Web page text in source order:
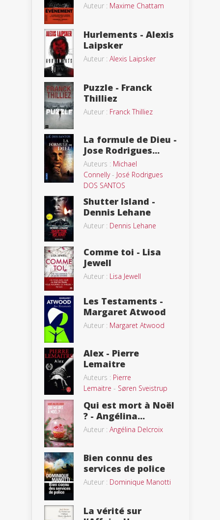
Auteur : Maxime Chattam
Hurlements - Alexis
Laipsker
Auteur : Alexis Laipsker
Puzzle - Franck
Thilliez
Auteur : Franck Thilliez
La formule de Dieu -
Jose Rodrigues...
Auteurs : Michael
Connelly- José Rodrigues
DOS SANTOS
Shutter Island -
Dennis Lehane
Auteur : Dennis Lehane
Comme toi - Lisa
Jewell
Auteur : Lisa Jewell
Les Testaments -
Margaret Atwood
Auteur : Margaret Atwood
Alex - Pierre
Lemaitre
Auteurs : Pierre
Lemaitre - Søren Sveistrup
Qui est mort à Noël
? - Angélina...
Auteur : Angélina Delcroix
Bien connu des
services de police
Auteur : Dominique Manotti
La vérité sur